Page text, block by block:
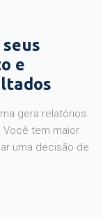
e
gera relatórios
Você tem maior
uma decisão de